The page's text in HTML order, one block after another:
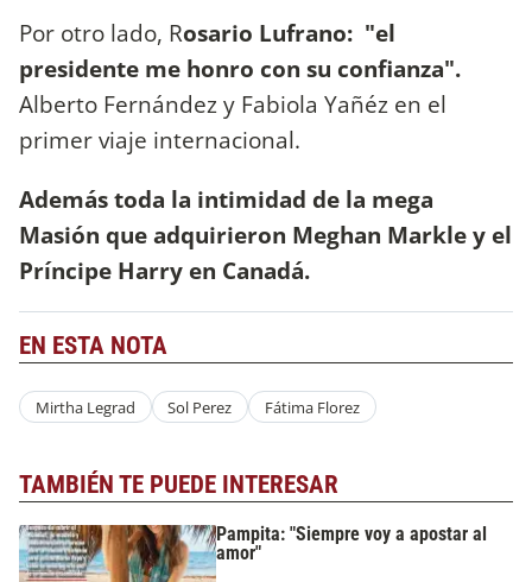
Por otro lado, Rosario Lufrano: "el
presidente me honro con su confianza".
Alberto Fernández y Fabiola Yañéz en el
primer viaje internacional.
Además toda la intimidad de la mega
Masión que adquirieron Meghan Markle y el
Príncipe Harry en Canadá.
EN ESTA NOTA
Mirtha Legrad Sol Perez Fátima Florez
TAMBIÉN TE PUEDE INTERESAR
Pampita: "Siempre voy a apostar al
amor"